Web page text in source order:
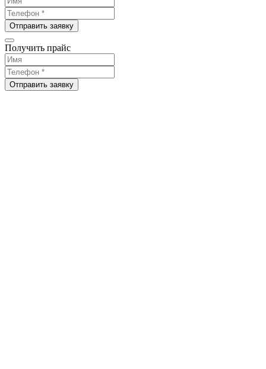
Отправить заявку
Получить прайс
Отправить заявку